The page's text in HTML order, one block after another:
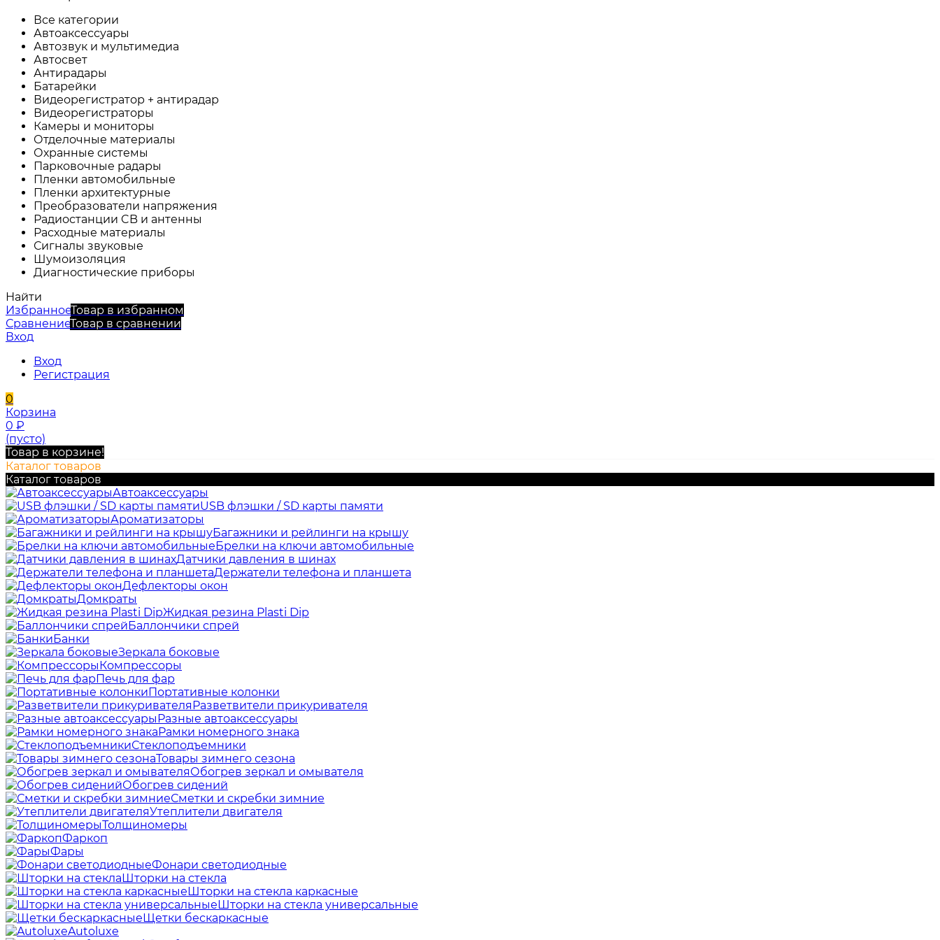
Все категории
Автоаксессуары
Автозвук и мультимедиа
Автосвет
Антирадары
Батарейки
Видеорегистратор + антирадар
Видеорегистраторы
Камеры и мониторы
Отделочные материалы
Охранные системы
Парковочные радары
Пленки автомобильные
Пленки архитектурные
Преобразователи напряжения
Радиостанции CB и антенны
Расходные материалы
Сигналы звуковые
Шумоизоляция
Диагностические приборы
Найти
ИзбранноеТовар в избранном
СравнениеТовар в сравнении
Вход
Вход
Регистрация
0
Корзина
0 ₽
(пусто)
Товар в корзине!
Каталог товаров
Каталог товаров
Автоаксессуары
USB флэшки / SD карты памяти
Ароматизаторы
Багажники и рейлинги на крышу
Брелки на ключи автомобильные
Датчики давления в шинах
Держатели телефона и планшета
Дефлекторы окон
Домкраты
Жидкая резина Plasti Dip
Баллончики спрей
Банки
Зеркала боковые
Компрессоры
Печь для фар
Портативные колонки
Разветвители прикуривателя
Разные автоаксессуары
Рамки номерного знака
Стеклоподъемники
Товары зимнего сезона
Обогрев зеркал и омывателя
Обогрев сидений
Сметки и скребки зимние
Утеплители двигателя
Толщиномеры
Фаркоп
Фары
Фонари светодиодные
Шторки на стекла
Шторки на стекла каркасные
Шторки на стекла универсальные
Щетки бескаркасные
Autoluxe